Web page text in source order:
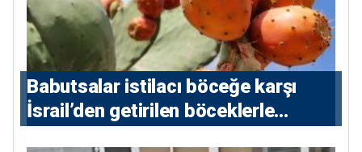
Babutsalar istilacı böceğe karşı
İsrail’den getirilen böceklerle